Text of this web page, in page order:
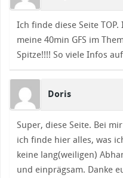
Ich finde diese Seite
meine 40min GFS im
Spitze!!!! So viele Infos
Doris
Super, diese Seite. Bei
ich finde hier alles, was
keine lang(weiligen)
und einprägsam. Danke